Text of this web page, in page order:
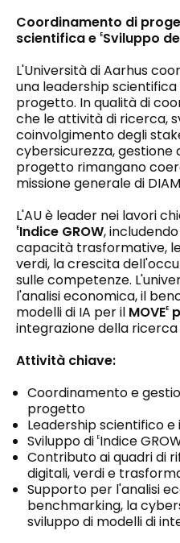
Coordinamento di
scientifica e ESviluppo
L'Università di Aarhus
una leadership
progetto. In qualità di
che le attività di ricerca,
coinvolgimento degli
cybersicurezza,
progetto rimangano
missione generale di
L'AU è leader nei lavori
EIndice GROW,
capacità trasformative,
verdi, la crescita
sulle competenze.
l'analisi economica, il
modelli di IA per il MOVEE
integrazione della
Attività chiave:
Coordinamento e
progetto
Leadership scientifico
Sviluppo di EIndice
Contributo ai quadri di
digitali, verdi e
Supporto per l'analisi
benchmarking, la
sviluppo di modelli di